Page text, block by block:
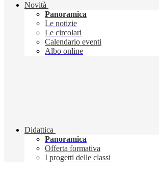
Novità
Panoramica
Le notizie
Le circolari
Calendario eventi
Albo online
Didattica
Panoramica
Offerta formativa
I progetti delle classi